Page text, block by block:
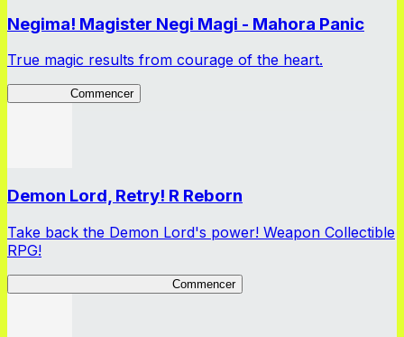
Negima! Magister Negi Magi - Mahora Panic
True magic results from courage of the heart.
Commencer
Demon Lord, Retry! R Reborn
Take back the Demon Lord's power! Weapon Collectible
RPG!
Commencer